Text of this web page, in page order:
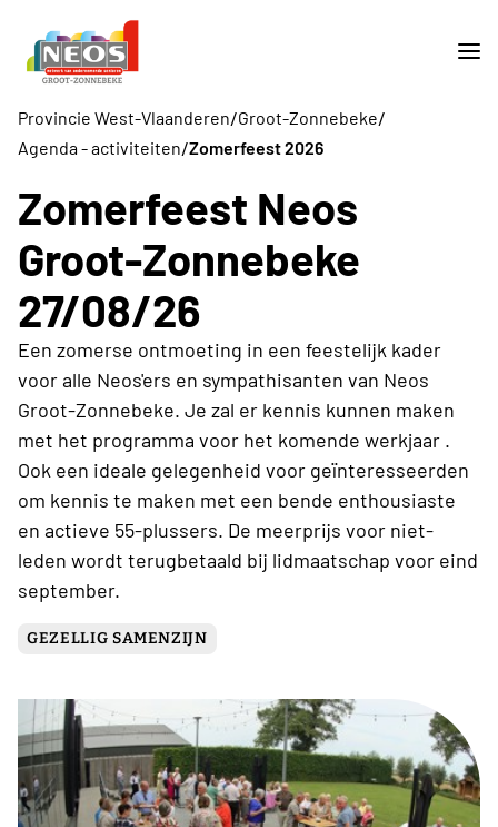
Provincie West-Vlaanderen/Groot-Zonnebeke/
Agenda - activiteiten/Zomerfeest 2026
Zomerfeest Neos
Groot-Zonnebeke
27/08/26
Een zomerse ontmoeting in een feestelijk kader
voor alle Neos'ers en sympathisanten van Neos
Groot-Zonnebeke. Je zal er kennis kunnen maken
met het programma voor het komende werkjaar .
Ook een ideale gelegenheid voor geïnteresseerden
om kennis te maken met een bende enthousiaste
en actieve 55-plussers. De meerprijs voor niet-
leden wordt terugbetaald bij lidmaatschap voor eind
september.
GEZELLIG SAMENZIJN